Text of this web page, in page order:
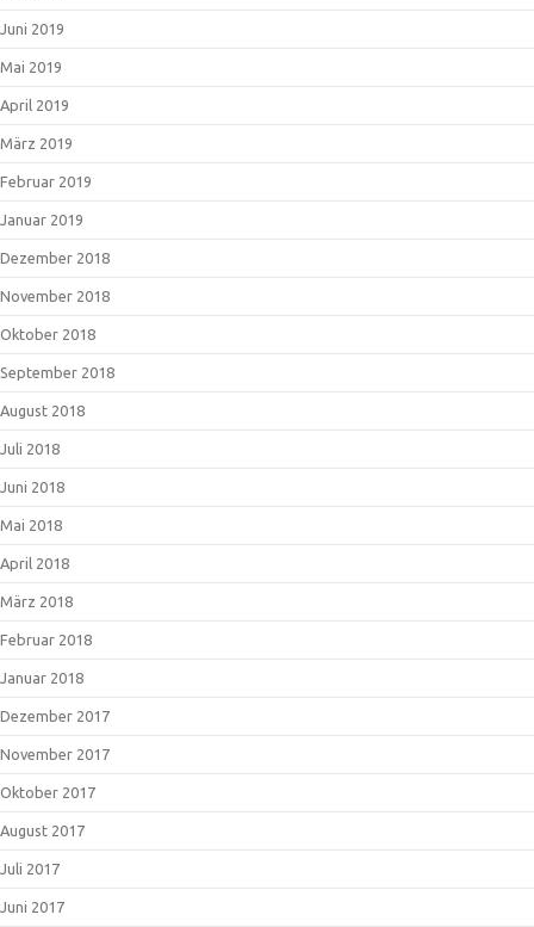
Juni 2019
Mai 2019
April 2019
März 2019
Februar 2019
Januar 2019
Dezember 2018
November 2018
Oktober 2018
September 2018
August 2018
Juli 2018
Juni 2018
Mai 2018
April 2018
März 2018
Februar 2018
Januar 2018
Dezember 2017
November 2017
Oktober 2017
August 2017
Juli 2017
Juni 2017